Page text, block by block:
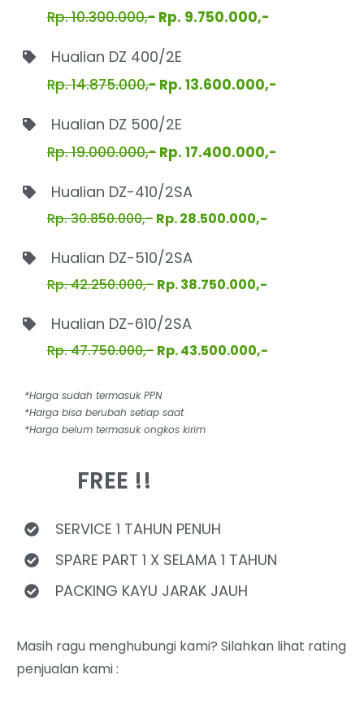
Rp. 10.300.000,- Rp. 9.750.000,-
Hualian DZ 400/2E
Rp. 14.875.000,- Rp. 13.600.000,-
Hualian DZ 500/2E
Rp. 19.000.000,- Rp. 17.400.000,-
Hualian DZ-410/2SA
Rp. 30.850.000,- Rp. 28.500.000,-
Hualian DZ-510/2SA
Rp. 42.250.000,- Rp. 38.750.000,-
Hualian DZ-610/2SA
Rp. 47.750.000,- Rp. 43.500.000,-
*Harga sudah termasuk PPN
*Harga bisa berubah setiap saat
*Harga belum termasuk ongkos kirim
FREE !!
SERVICE 1 TAHUN PENUH
SPARE PART 1 X SELAMA 1 TAHUN
PACKING KAYU JARAK JAUH
Masih ragu menghubungi kami? Silahkan lihat rating
penjualan kami :